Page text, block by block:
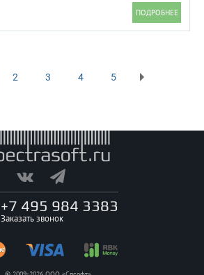
2 3 4
5
+7 495 984 3383
Заказать звонок